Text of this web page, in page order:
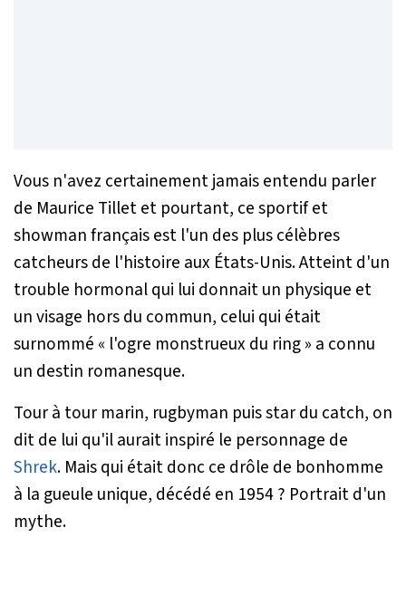
Vous n'avez certainement jamais entendu parler
de Maurice Tillet et pourtant, ce sportif et
showman français est l'un des plus célèbres
catcheurs de l'histoire aux États-Unis. Atteint d'un
trouble hormonal qui lui donnait un physique et
un visage hors du commun, celui qui était
surnommé « l'ogre monstrueux du ring » a connu
un destin romanesque.
Tour à tour marin, rugbyman puis star du catch, on
dit de lui qu'il aurait inspiré le personnage de
Shrek. Mais qui était donc ce drôle de bonhomme
à la gueule unique, décédé en 1954 ? Portrait d'un
mythe.